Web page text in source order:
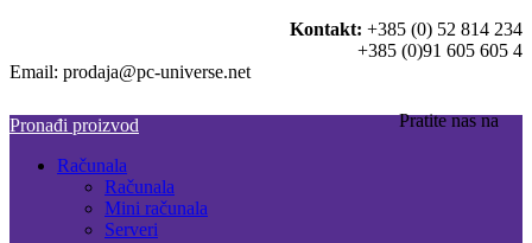
Kontakt: +385 (0) 52 814 234
+385 (0)91 605 605 4
Email: prodaja@pc-universe.net
Pratite nas na
Pronađi proizvod
Računala
Računala
Mini računala
Serveri